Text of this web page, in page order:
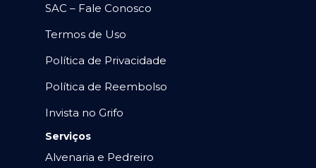
SAC – Fale Conosco
Termos de Uso
Política de Privacidade
Política de Reembolso
Invista no Grifo
Serviços
Alvenaria e Pedreiro